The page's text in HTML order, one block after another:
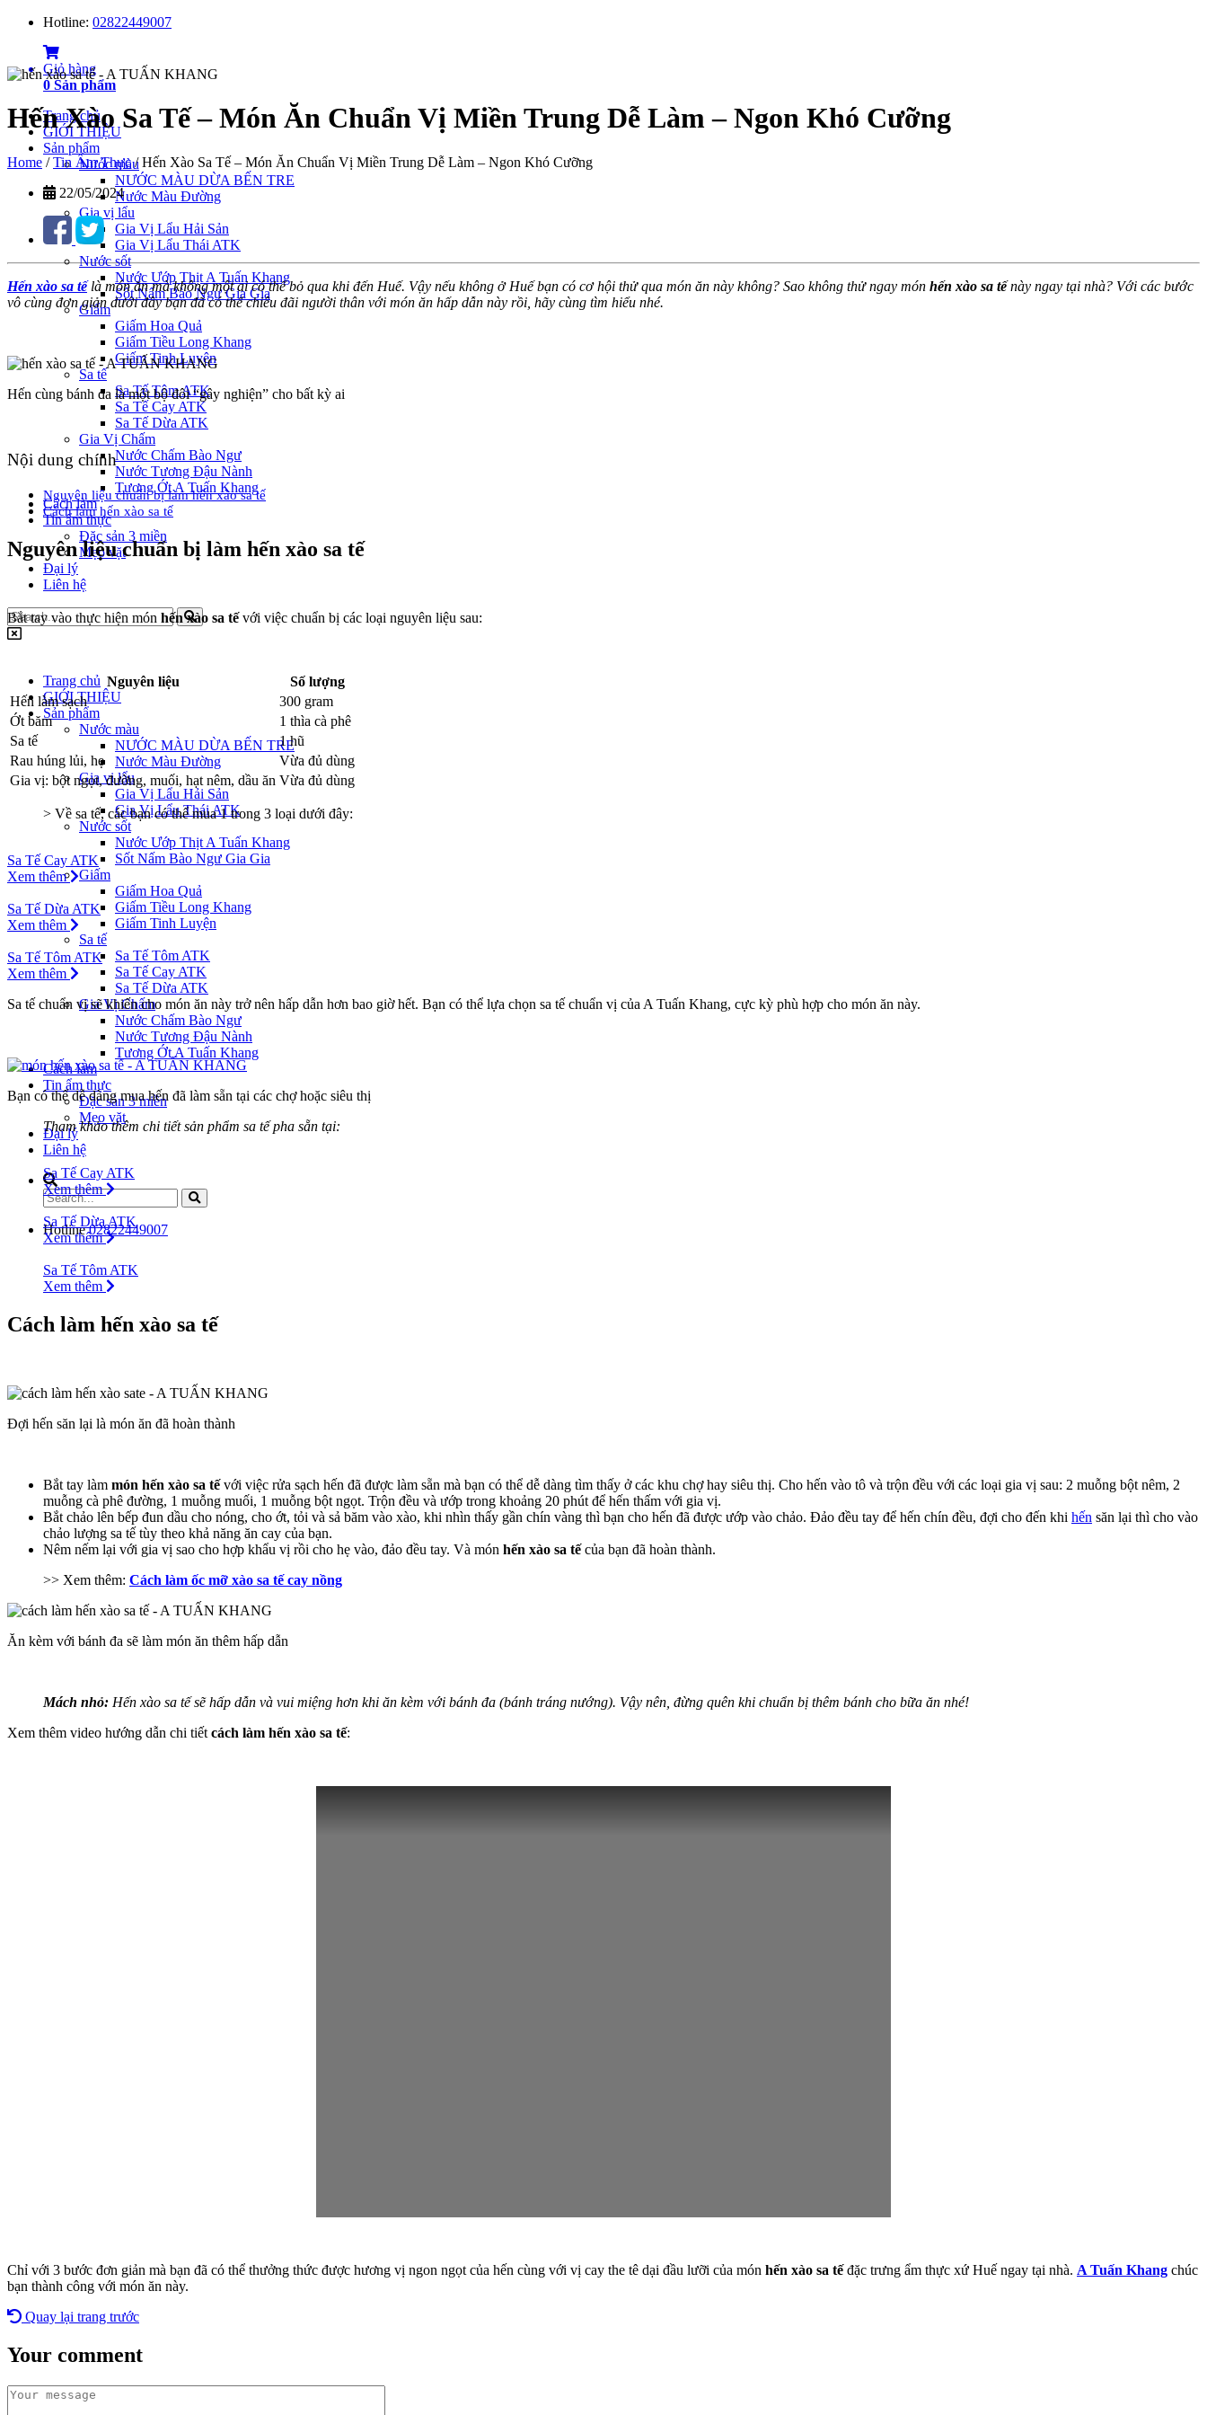
Hotline: 02822449007
Giỏ hàng
0 Sản phẩm
Trang chủ
GIỚI THIỆU
Sản phẩm
Nước màu
NƯỚC MÀU DỪA BẾN TRE
Nước Màu Đường
Gia vị lẩu
Gia Vị Lẩu Hải Sản
Gia Vị Lẩu Thái ATK
Nước sốt
Nước Ướp Thịt A Tuấn Khang
Sốt Nấm Bào Ngư Gia Gia
Giấm
Giấm Hoa Quả
Giấm Tiều Long Khang
Giấm Tinh Luyện
Sa tế
Sa Tế Tôm ATK
Sa Tế Cay ATK
Sa Tế Dừa ATK
Gia Vị Chấm
Nước Chấm Bào Ngư
Nước Tương Đậu Nành
Tương Ớt A Tuấn Khang
Cách làm
Tin ẩm thực
Đặc sản 3 miền
Mẹo vặt
Đại lý
Liên hệ
Trang chủ
GIỚI THIỆU
Sản phẩm
Nước màu
NƯỚC MÀU DỪA BẾN TRE
Nước Màu Đường
Gia vị lẩu
Gia Vị Lẩu Hải Sản
Gia Vị Lẩu Thái ATK
Nước sốt
Nước Ướp Thịt A Tuấn Khang
Sốt Nấm Bào Ngư Gia Gia
Giấm
Giấm Hoa Quả
Giấm Tiều Long Khang
Giấm Tinh Luyện
Sa tế
Sa Tế Tôm ATK
Sa Tế Cay ATK
Sa Tế Dừa ATK
Gia Vị Chấm
Nước Chấm Bào Ngư
Nước Tương Đậu Nành
Tương Ớt A Tuấn Khang
Cách làm
Tin ẩm thực
Đặc sản 3 miền
Mẹo vặt
Đại lý
Liên hệ
Hotline02822449007
Hến Xào Sa Tế – Món Ăn Chuẩn Vị Miền Trung Dễ Làm – Ngon Khó Cưỡng
Home /Tin Ẩm Thực/Hến Xào Sa Tế – Món Ăn Chuẩn Vị Miền Trung Dễ Làm – Ngon Khó Cưỡng
22/05/2024
Hến xào sa tếlà món ăn mà không một ai có thể bỏ qua khi đến Huế. Vậy nếu không ở Huế bạn có cơ hội thử qua món ăn này không? Sao không thử ngay món hến xào sa tếnày ngay tại nhà? Với các bước
vô cùng đơn giản dưới đây bạn đã có thể chiêu đãi người thân với món ăn hấp dẫn này rồi, hãy cùng tìm hiểu nhé.
Hến cùng bánh đa là một bộ đôi “gây nghiện” cho bất kỳ ai
Nội dung chính
Nguyên liệu chuẩn bị làm hến xào sa tế
Cách làm hến xào sa tế
Nguyên liệu chuẩn bị làm hến xào sa tế
Bắt tay vào thực hiện món hến xào sa tếvới việc chuẩn bị các loại nguyên liệu sau:
Nguyên liệu
Số lượng
Hến làm sạch
300 gram
Ớt băm
1 thìa cà phê
Sa tế
1 hũ
Rau húng lủi, hẹ
Vừa đủ dùng
Gia vị: bột ngọt, đường, muối, hạt nêm, dầu ăn Vừa đủ dùng
> Về sa tế, các bạn có thể mua 1 trong 3 loại dưới đây:
Sa Tế Cay ATK
Xem thêm
Sa Tế Dừa ATK
Xem thêm
Sa Tế Tôm ATK
Xem thêm
Sa tế chuẩn vị sẽ khiến cho món ăn này trở nên hấp dẫn hơn bao giờ hết. Bạn có thể lựa chọn sa tế chuẩn vị của A Tuấn Khang, cực kỳ phù hợp cho món ăn này.
Bạn có thể dễ dàng mua hến đã làm sẵn tại các chợ hoặc siêu thị
Tham khảo thêm chi tiết sản phẩm sa tế pha sẵn tại:
Sa Tế Cay ATK
Xem thêm
Sa Tế Dừa ATK
Xem thêm
Sa Tế Tôm ATK
Xem thêm
Cách làm hến xào sa tế
Đợi hến săn lại là món ăn đã hoàn thành
Bắt tay làm món hến xào sa tếvới việc rửa sạch hến đã được làm sẵn mà bạn có thể dễ dàng tìm thấy ở các khu chợ hay siêu thị. Cho hến vào tô và trộn đều với các loại gia vị sau: 2 muỗng bột nêm, 2
muỗng cà phê đường, 1 muỗng muối, 1 muỗng bột ngọt. Trộn đều và ướp trong khoảng 20 phút để hến thấm với gia vị.
Bắt chảo lên bếp đun dầu cho nóng, cho ớt, tỏi và sả băm vào xào, khi nhìn thấy gần chín vàng thì bạn cho hến đã được ướp vào chảo. Đảo đều tay để hến chín đều, đợi cho đến khi hến săn lại thì cho vào
chảo lượng sa tế tùy theo khả năng ăn cay của bạn.
Nêm nếm lại với gia vị sao cho hợp khẩu vị rồi cho hẹ vào, đảo đều tay. Và món hến xào sa tếcủa bạn đã hoàn thành.
>> Xem thêm: Cách làm ốc mỡ xào sa tế cay nồng
Ăn kèm với bánh đa sẽ làm món ăn thêm hấp dẫn
Mách nhỏ: Hến xào sa tế sẽ hấp dẫn và vui miệng hơn khi ăn kèm với bánh đa (bánh tráng nướng). Vậy nên, đừng quên khi chuẩn bị thêm bánh cho bữa ăn nhé!
Xem thêm video hướng dẫn chi tiết cách làm hến xào sa tế:
Chỉ với 3 bước đơn giản mà bạn đã có thể thưởng thức được hương vị ngon ngọt của hến cùng với vị cay the tê dại đầu lưỡi của món hến xào sa tếđặc trưng ẩm thực xứ Huế ngay tại nhà. A Tuấn Khang chúc
bạn thành công với món ăn này.
Quay lại trang trước
Your comment